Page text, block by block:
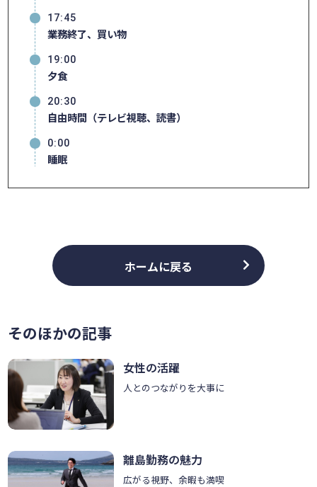
そのほかの記事
女性の活躍
人とのつながりを大事に
離島勤務の魅力
広がる視野、余暇も満喫
17:45
業務終了、買い物
19:00
夕食
20:30
自由時間（テレビ視聴、読書）
0:00
睡眠
ホームに戻る